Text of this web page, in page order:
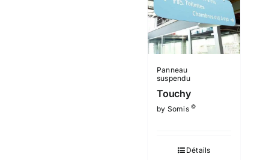
Panneau
suspendu
Touchy
by Somis©
Détails